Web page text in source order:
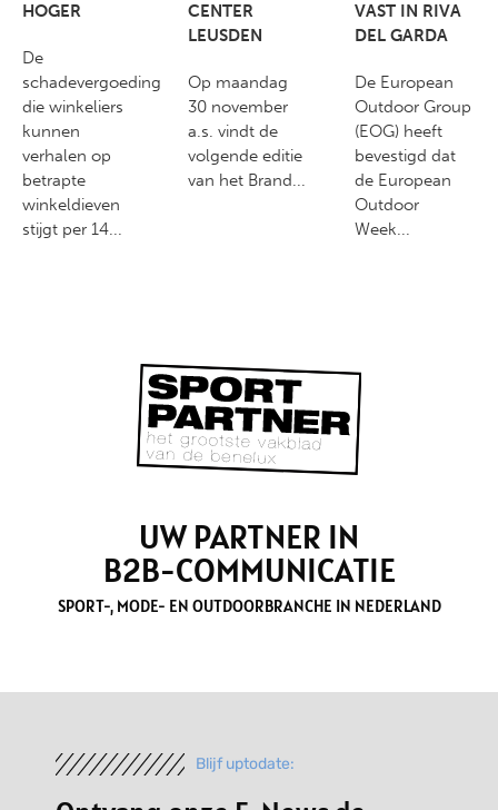
HOGER
De
schadevergoeding
die winkeliers
kunnen
verhalen op
betrapte
winkeldieven
stijgt per 14...
CENTER
LEUSDEN
Op maandag
30 november
a.s. vindt de
volgende editie
van het Brand...
VAST IN RIVA
DEL GARDA
De European
Outdoor Group
(EOG) heeft
bevestigd dat
de European
Outdoor
Week...
UW PARTNER IN
B2B-COMMUNICATIE
SPORT-, MODE- EN OUTDOORBRANCHE IN NEDERLAND
Blijf uptodate: